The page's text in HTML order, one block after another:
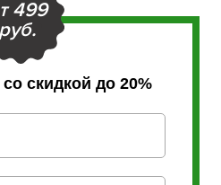
499
руб.
эксклюзивные